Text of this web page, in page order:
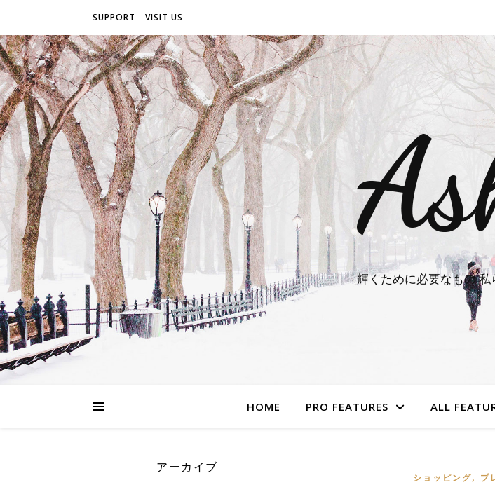
SUPPORT VISIT US
輝くために必要なもの
HOME PRO FEATURES ALL
アーカイブ
ショッピング, プ